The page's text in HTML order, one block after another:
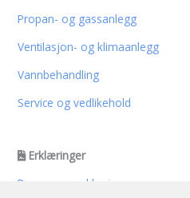
Propan- og gassanlegg
Ventilasjon- og klimaanlegg
Vannbehandling
Service og vedlikehold
Erklæringer
Personvernerklæring